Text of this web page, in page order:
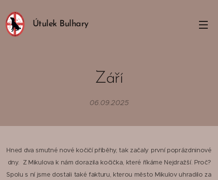
Útulek Bulhary
Září
06.09.2025
Hned dva smutné nové kočičí příběhy, tak začaly první poprázdninové
dny. Z Mikulova k nám dorazila kočička, které říkáme Nejdražší. Proč?
Spolu s ní jsme dostali také fakturu, kterou město Mikulov uhradilo za